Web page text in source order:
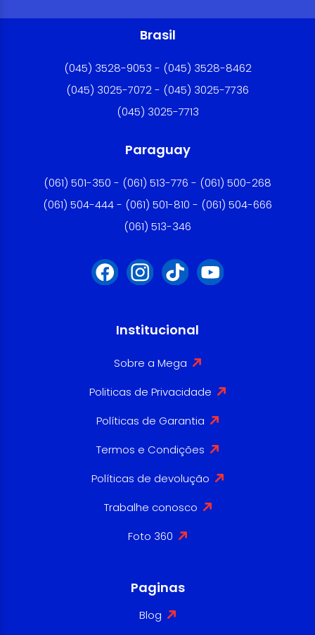
Brasil
(045) 3528-9053 - (045) 3528-8462
(045) 3025-7072 - (045) 3025-7736
(045) 3025-7713
Paraguay
(061) 501-350 - (061) 513-776 - (061) 500-268
(061) 504-444 - (061) 501-810 - (061) 504-666
(061) 513-346
Institucional
Sobre a Mega
Politicas de Privacidade
Políticas de Garantia
Termos e Condições
Políticas de devolução
Trabalhe conosco
Foto 360
Paginas
Blog